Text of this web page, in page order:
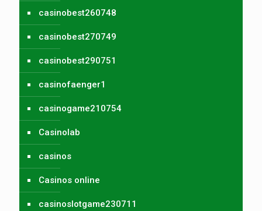
casinobest260748
casinobest270749
casinobest290751
casinofaenger1
casinogame210754
Casinolab
casinos
Casinos online
casinoslotgame230711